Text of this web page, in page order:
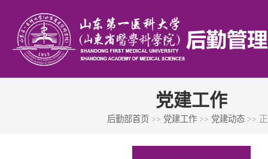
党建工作
后勤部首页 >> 党建工作 >> 党建动态 >>